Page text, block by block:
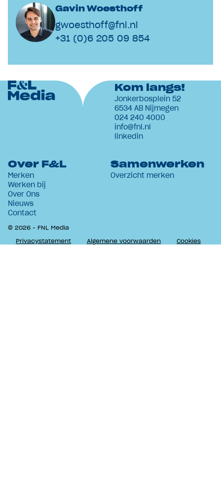
Gavin Woesthoff
gwoesthoff@fnl.nl
+31 (0)6 205 09 854
Kom langs!
Jonkerbosplein 52
6534 AB Nijmegen
024 240 4000
info@fnl.nl
linkedin
Over F&L
Merken
Werken bij
Over Ons
Nieuws
Contact
Samenwerken
Overzicht merken
© 2026 - FNL Media
Privacystatement
Algemene voorwaarden Cookies